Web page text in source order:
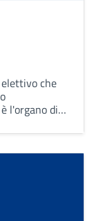
che
l'organo di